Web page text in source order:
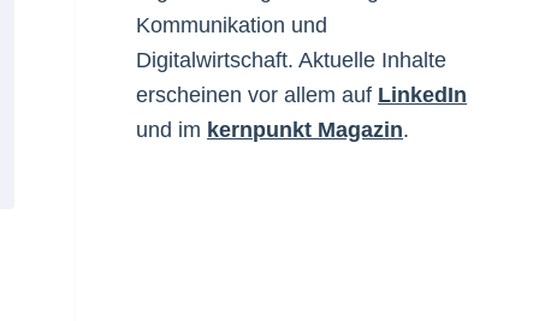
Kommunikation und
Digitalwirtschaft. Aktuelle Inhalte
erscheinen vor allem auf LinkedIn
und im kernpunkt Magazin.